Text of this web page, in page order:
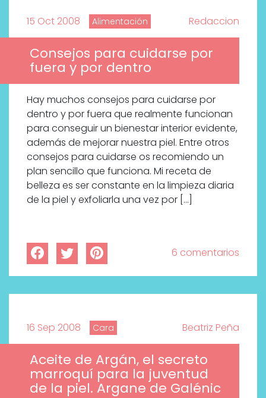
15 Oct 2008 Alimentación Redaccion
Consejos para cuidarse por
fuera y por dentro
Hay muchos consejos para cuidarse por
dentro y por fuera que realmente funcionan
para conseguir un bienestar interior evidente,
además de mejorar nuestra piel. Entre otros
consejos para cuidarse os recomiendo un
plan sencillo que funciona. Mi receta de
belleza es ser constante en la limpieza diaria
de la piel y exfoliarla una vez por […]
6 comentarios
16 Sep 2008 Cara Beatriz Peña
Aceite de Argán, el secreto
marroquí para la juventud
de la piel. Argane de Galénic